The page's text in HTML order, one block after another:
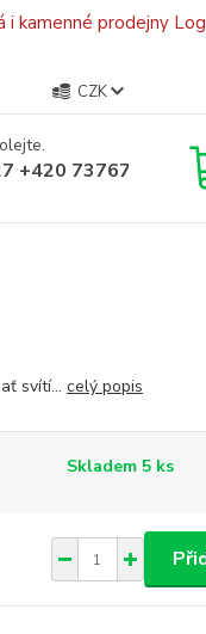
kamenné prodejny
CZK
+420 737670415
svítí... celý popis
Skladem 5 ks